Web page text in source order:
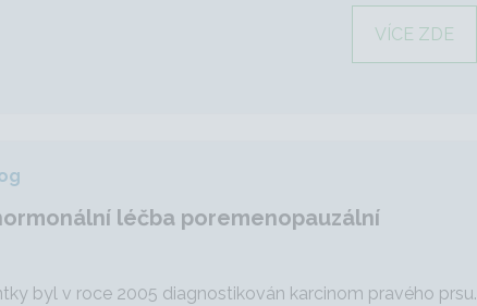
VÍCE ZDE
léčba poremenopauzální
byl v roce 2005 diagnostikován karcinom pravého prsu.